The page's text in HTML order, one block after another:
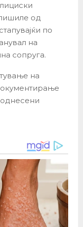
од
по
на
сопруга.
на